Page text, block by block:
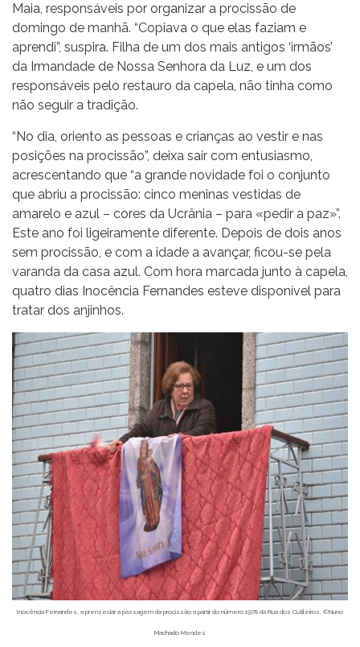
Maia, responsáveis por organizar a procissão de
domingo de manhã. “Copiava o que elas faziam e
aprendi”, suspira. Filha de um dos mais antigos ‘irmãos’
da Irmandade de Nossa Senhora da Luz, e um dos
responsáveis pelo restauro da capela, não tinha como
não seguir a tradição.
“No dia, oriento as pessoas e crianças ao vestir e nas
posições na procissão”, deixa sair com entusiasmo,
acrescentando que “a grande novidade foi o conjunto
que abriu a procissão: cinco meninas vestidas de
amarelo e azul – cores da Ucrânia – para «pedir a paz»”.
Este ano foi ligeiramente diferente. Depois de dois anos
sem procissão, e com a idade a avançar, ficou-se pela
varanda da casa azul. Com hora marcada junto à capela,
quatro dias Inocência Fernandes esteve disponível para
tratar dos anjinhos.
Inocência Fernandes, a prenseciar a passagem da procissão a partir do número 1978 da Rua dos Cutileiros. ©Nuno
Machado Mendes